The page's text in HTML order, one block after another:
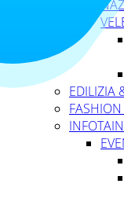
EDILIZIA